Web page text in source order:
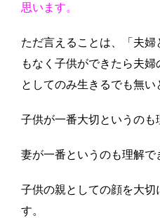
思います。
ただ言えることは、「夫
もなく子供ができたら夫
としてのみ生きるでも無い
子供が一番大切というのも
妻が一番というのも理解で
子供の親としての顔を大切
す。